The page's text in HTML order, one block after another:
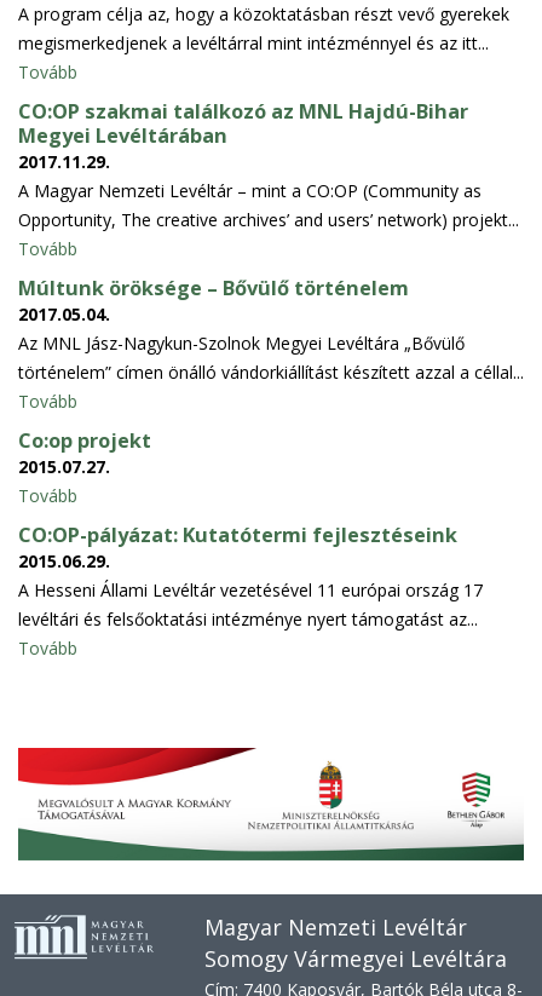
A program célja az, hogy a közoktatásban részt vevő gyerekek
megismerkedjenek a levéltárral mint intézménnyel és az itt...
Tovább
CO:OP szakmai találkozó az MNL Hajdú-Bihar
Megyei Levéltárában
2017.11.29.
A Magyar Nemzeti Levéltár – mint a CO:OP (Community as
Opportunity, The creative archives’ and users’ network) projekt...
Tovább
Múltunk öröksége – Bővülő történelem
2017.05.04.
Az MNL Jász-Nagykun-Szolnok Megyei Levéltára „Bővülő
történelem” címen önálló vándorkiállítást készített azzal a céllal...
Tovább
Co:op projekt
2015.07.27.
Tovább
CO:OP-pályázat: Kutatótermi fejlesztéseink
2015.06.29.
A Hesseni Állami Levéltár vezetésével 11 európai ország 17
levéltári és felsőoktatási intézménye nyert támogatást az...
Tovább
Magyar Nemzeti Levéltár
Somogy Vármegyei Levéltára
Cím: 7400 Kaposvár, Bartók Béla utca 8-